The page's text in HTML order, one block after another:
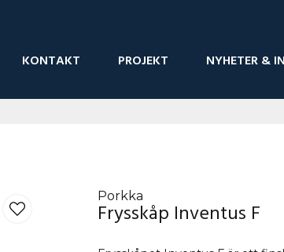
KONTAKT PROJEKT NYHETER &
Porkka
Frysskåp Inventus F